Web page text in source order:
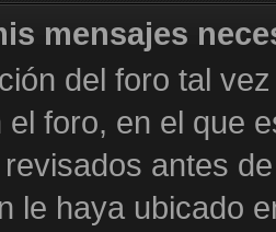
mensajes
del foro tal
el foro, en el que
antes
le haya ubicado